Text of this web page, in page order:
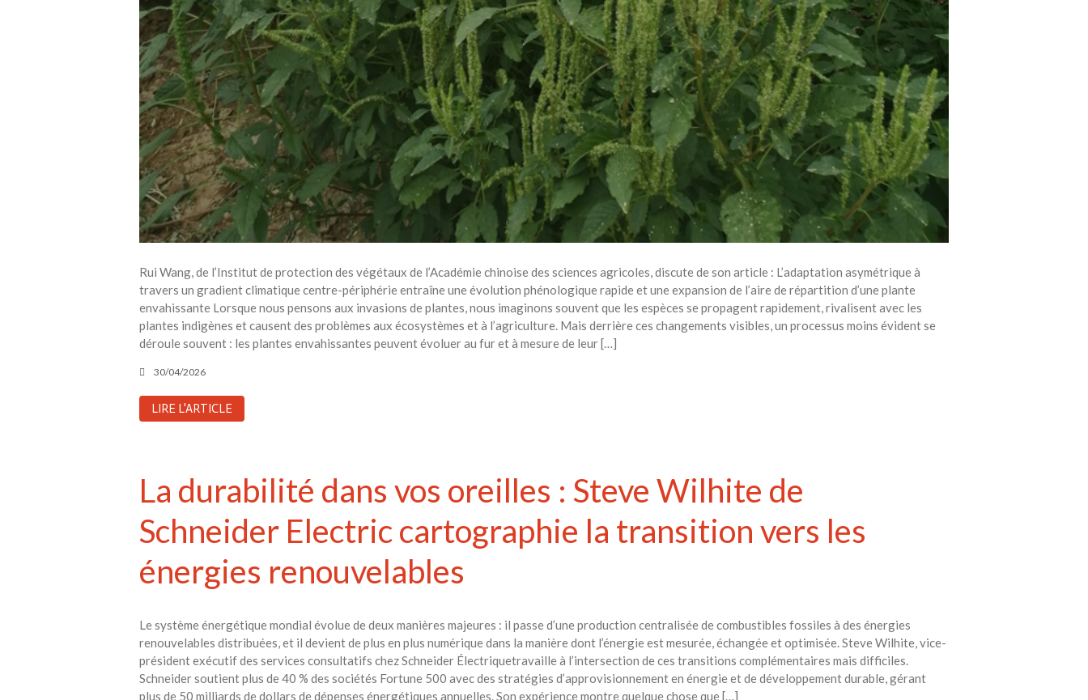
Rui Wang, de l’Institut de protection des végétaux de l’Académie chinoise des sciences agricoles, discute de son article : L’adaptation asymétrique à
travers un gradient climatique centre-périphérie entraîne une évolution phénologique rapide et une expansion de l’aire de répartition d’une plante
envahissante Lorsque nous pensons aux invasions de plantes, nous imaginons souvent que les espèces se propagent rapidement, rivalisent avec les
plantes indigènes et causent des problèmes aux écosystèmes et à l’agriculture. Mais derrière ces changements visibles, un processus moins évident se
déroule souvent : les plantes envahissantes peuvent évoluer au fur et à mesure de leur […]
30/04/2026
LIRE L'ARTICLE
La durabilité dans vos oreilles : Steve Wilhite de
Schneider Electric cartographie la transition vers les
énergies renouvelables
Le système énergétique mondial évolue de deux manières majeures : il passe d’une production centralisée de combustibles fossiles à des énergies
renouvelables distribuées, et il devient de plus en plus numérique dans la manière dont l’énergie est mesurée, échangée et optimisée. Steve Wilhite, vice-
président exécutif des services consultatifs chez Schneider Électriquetravaille à l’intersection de ces transitions complémentaires mais difficiles.
Schneider soutient plus de 40 % des sociétés Fortune 500 avec des stratégies d’approvisionnement en énergie et de développement durable, gérant
plus de 50 milliards de dollars de dépenses énergétiques annuelles. Son expérience montre quelque chose que […]